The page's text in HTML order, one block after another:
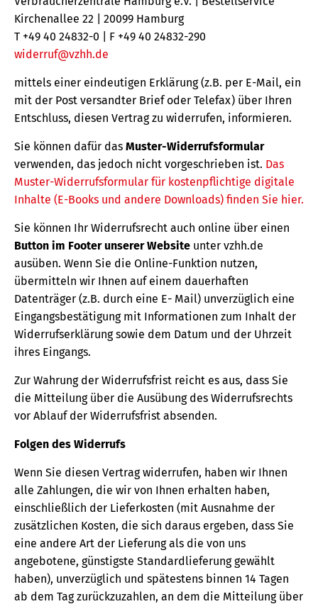
Kirchenallee 22 | 20099 Hamburg
T +49 40 24832-0 | F +49 40 24832-290
widerruf@vzhh.de
mittels einer eindeutigen Erklärung (z.B. per E-Mail, ein
mit der Post versandter Brief oder Telefax) über Ihren
Entschluss, diesen Vertrag zu widerrufen, informieren.
Sie können dafür das Muster-Widerrufsformular
verwenden, das jedoch nicht vorgeschrieben ist. Das
Muster-Widerrufsformular für kostenpflichtige digitale
Inhalte (E-Books und andere Downloads) finden Sie hier.
Sie können Ihr Widerrufsrecht auch online über einen
Button im Footer unserer Website unter vzhh.de
ausüben. Wenn Sie die Online-Funktion nutzen,
übermitteln wir Ihnen auf einem dauerhaften
Datenträger (z.B. durch eine E- Mail) unverzüglich eine
Eingangsbestätigung mit Informationen zum Inhalt der
Widerrufserklärung sowie dem Datum und der Uhrzeit
ihres Eingangs.
Zur Wahrung der Widerrufsfrist reicht es aus, dass Sie
die Mitteilung über die Ausübung des Widerrufsrechts
vor Ablauf der Widerrufsfrist absenden.
Folgen des Widerrufs
Wenn Sie diesen Vertrag widerrufen, haben wir Ihnen
alle Zahlungen, die wir von Ihnen erhalten haben,
einschließlich der Lieferkosten (mit Ausnahme der
zusätzlichen Kosten, die sich daraus ergeben, dass Sie
eine andere Art der Lieferung als die von uns
angebotene, günstigste Standardlieferung gewählt
haben), unverzüglich und spätestens binnen 14 Tagen
ab dem Tag zurückzuzahlen, an dem die Mitteilung über